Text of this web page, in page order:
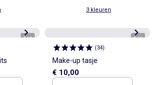
3 kleuren
1/4 1/4
(34)
Make-up tasje
€ 10,00